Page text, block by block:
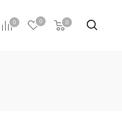
0 0 0
0